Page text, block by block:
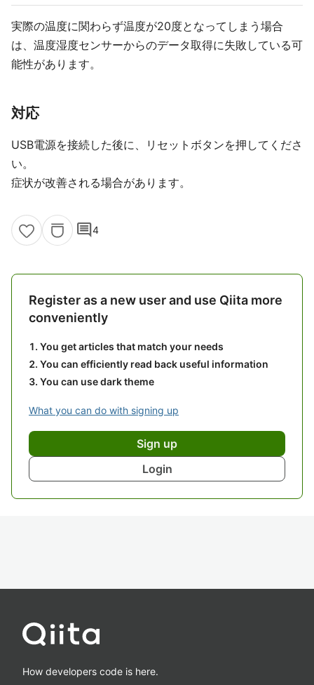
実際の温度に関わらず温度が20度となってしまう場合
は、温度湿度センサーからのデータ取得に失敗している可
能性があります。
対応
USB電源を接続した後に、リセットボタンを押してくださ
い。
症状が改善される場合があります。
comment4
Register as a new user and use Qiita more
conveniently
You get articles that match your needs
You can efficiently read back useful information
You can use dark theme
What you can do with signing up
Sign up
Login
How developers code is here.